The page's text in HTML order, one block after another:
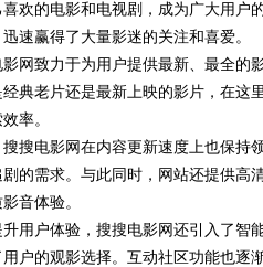
欢的电影和电视剧，成为广大用户
速赢得了大量影迷的关注和喜爱。
网致力于为用户提供最新、最全的
典老片还是最新上映的影片，在这
率。
搜搜电影网在内容更新速度上也保持
剧的需求。与此同时，网站还提供高
音体验。
升用户体验，搜搜电影网还引入了智
户的观影选择。互动社区功能也逐